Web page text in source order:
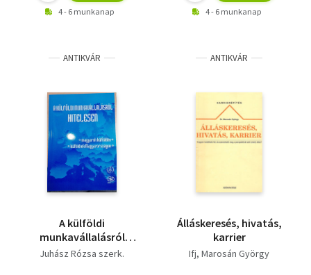
4 - 6 munkanap 4 - 6 munkanap
ANTIKVÁR
A külföldi
munkavállalásról
hitelesen
Juhász Rózsa szerk.
ANTIKVÁR
Álláskeresés, hivatás,
karrier
Ifj, Marosán György